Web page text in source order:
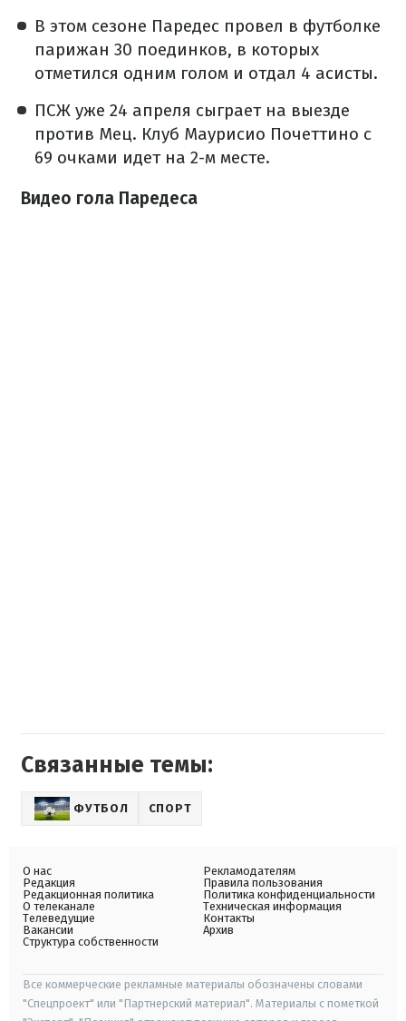
В этом сезоне Паредес провел в футболке
парижан 30 поединков, в которых
отметился одним голом и отдал 4 асисты.
ПСЖ уже 24 апреля сыграет на выезде
против Мец. Клуб Маурисио Почеттино с
69 очками идет на 2-м месте.
Видео гола Паредеса
Связанные темы:
ФУТБОЛ СПОРТ
О нас
Редакция
Редакционная политика
О телеканале
Телеведущие
Вакансии
Структура собственности
Рекламодателям
Правила пользования
Политика конфиденциальности
Техническая информация
Контакты
Архив
Все коммерческие рекламные материалы обозначены словами
"Спецпроект" или "Партнерский материал". Материалы с пометкой